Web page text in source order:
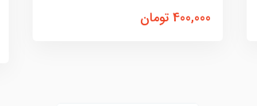
400,000 تومان